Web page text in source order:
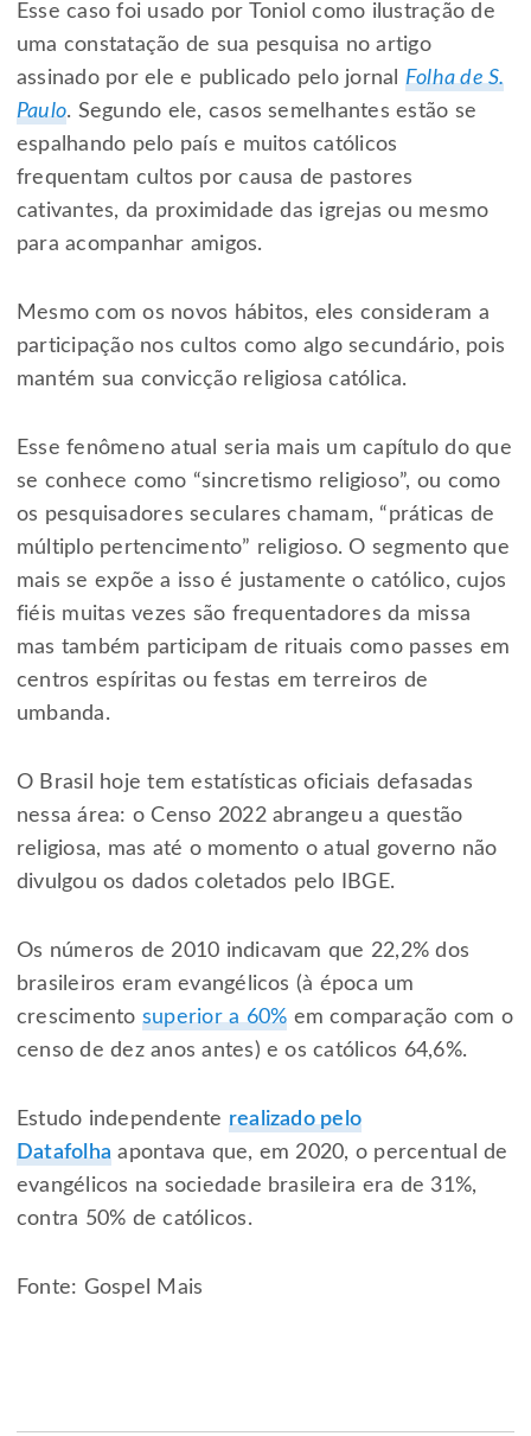
Esse caso foi usado por Toniol como ilustração de
uma constatação de sua pesquisa no artigo
assinado por ele e publicado pelo jornal Folha de S.
Paulo. Segundo ele, casos semelhantes estão se
espalhando pelo país e muitos católicos
frequentam cultos por causa de pastores
cativantes, da proximidade das igrejas ou mesmo
para acompanhar amigos.
Mesmo com os novos hábitos, eles consideram a
participação nos cultos como algo secundário, pois
mantém sua convicção religiosa católica.
Esse fenômeno atual seria mais um capítulo do que
se conhece como “sincretismo religioso”, ou como
os pesquisadores seculares chamam, “práticas de
múltiplo pertencimento” religioso. O segmento que
mais se expõe a isso é justamente o católico, cujos
fiéis muitas vezes são frequentadores da missa
mas também participam de rituais como passes em
centros espíritas ou festas em terreiros de
umbanda.
O Brasil hoje tem estatísticas oficiais defasadas
nessa área: o Censo 2022 abrangeu a questão
religiosa, mas até o momento o atual governo não
divulgou os dados coletados pelo IBGE.
Os números de 2010 indicavam que 22,2% dos
brasileiros eram evangélicos (à época um
crescimento superior a 60% em comparação com o
censo de dez anos antes) e os católicos 64,6%.
Estudo independente realizado pelo
Datafolha apontava que, em 2020, o percentual de
evangélicos na sociedade brasileira era de 31%,
contra 50% de católicos.
Fonte: Gospel Mais